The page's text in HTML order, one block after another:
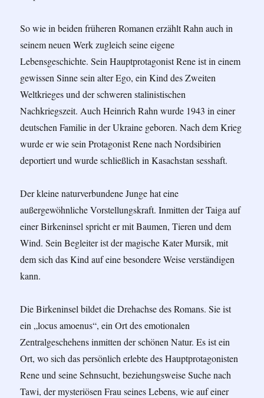
So wie in beiden früheren Romanen erzählt Rahn auch in
seinem neuen Werk zugleich seine eigene
Lebensgeschichte. Sein Hauptprotagonist Rene ist in einem
gewissen Sinne sein alter Ego, ein Kind des Zweiten
Weltkrieges und der schweren stalinistischen
Nachkriegszeit. Auch Heinrich Rahn wurde 1943 in einer
deutschen Familie in der Ukraine geboren. Nach dem Krieg
wurde er wie sein Protagonist Rene nach Nordsibirien
deportiert und wurde schließlich in Kasachstan sesshaft.
Der kleine naturverbundene Junge hat eine
außergewöhnliche Vorstellungskraft. Inmitten der Taiga auf
einer Birkeninsel spricht er mit Baumen, Tieren und dem
Wind. Sein Begleiter ist der magische Kater Mursik, mit
dem sich das Kind auf eine besondere Weise verständigen
kann.
Die Birkeninsel bildet die Drehachse des Romans. Sie ist
ein „locus amoenus“, ein Ort des emotionalen
Zentralgeschehens inmitten der schönen Natur. Es ist ein
Ort, wo sich das persönlich erlebte des Hauptprotagonisten
Rene und seine Sehnsucht, beziehungsweise Suche nach
Tawi, der mysteriösen Frau seines Lebens, wie auf einer